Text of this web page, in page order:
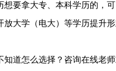
要拿大专、本科学历的，可
放大学（电大）等学历提升
知道怎么选择？咨询在线老